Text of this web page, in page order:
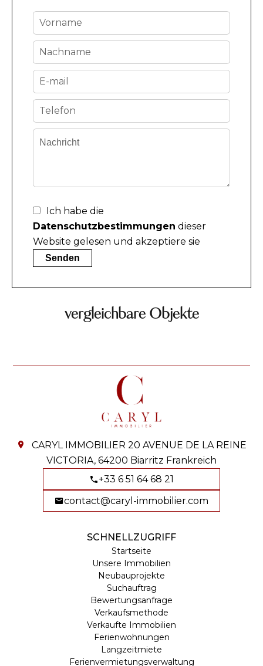
Ich habe die
Datenschutzbestimmungen dieser
Website gelesen und akzeptiere sie
Senden
vergleichbare Objekte
CARYL IMMOBILIER 20 AVENUE DE LA REINE
VICTORIA, 64200 Biarritz Frankreich
+33 6 51 64 68 21
contact@caryl-immobilier.com
SCHNELLZUGRIFF
Startseite
Unsere Immobilien
Neubauprojekte
Suchauftrag
Bewertungsanfrage
Verkaufsmethode
Verkaufte Immobilien
Ferienwohnungen
Langzeitmiete
Ferienvermietungsverwaltung